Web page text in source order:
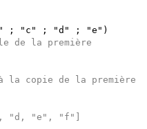
; "c" ; "d" ; "e")
de la première
la copie de la première
"d, "e", "f"]